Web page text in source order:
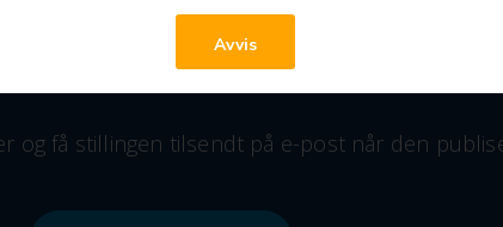
Avvis
kvalitet og bærekraft i våre
og få stillingen tilsendt på e-post når den